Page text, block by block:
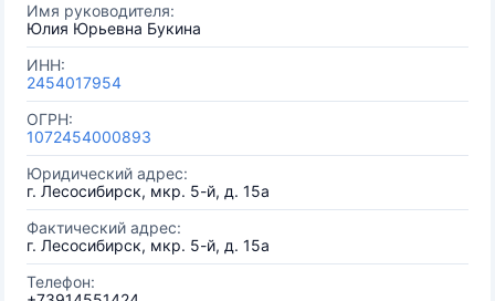
Имя руководителя:
Юлия Юрьевна Букина
ИНН:
2454017954
ОГРН:
1072454000893
Юридический адрес:
г. Лесосибирск, мкр. 5-й, д. 15а
Фактический адрес:
г. Лесосибирск, мкр. 5-й, д. 15а
Телефон: